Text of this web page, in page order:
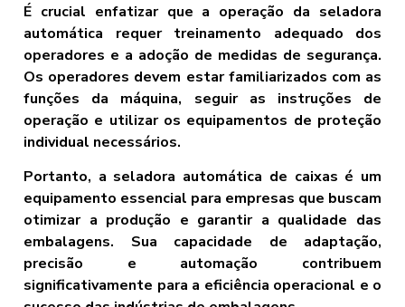
É crucial enfatizar que a operação da seladora
automática requer treinamento adequado dos
operadores e a adoção de medidas de segurança.
Os operadores devem estar familiarizados com as
funções da máquina, seguir as instruções de
operação e utilizar os equipamentos de proteção
individual necessários.
Portanto, a seladora automática de caixas é um
equipamento essencial para empresas que buscam
otimizar a produção e garantir a qualidade das
embalagens. Sua capacidade de adaptação,
precisão e automação contribuem
significativamente para a eficiência operacional e o